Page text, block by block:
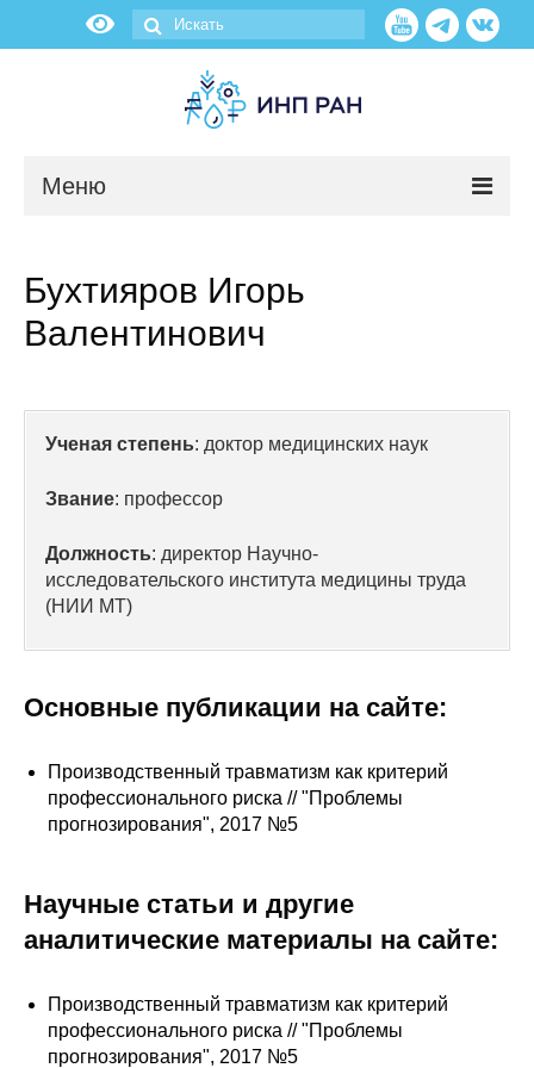
Меню
О нас
Отчетность
Противодействие коррупции
Материалы для СМИ
Публикации
Научная жизнь
Проблемы прогнозирования
Номера журналов
Бухтияров Игорь
Валентинович
Ученая степень: доктор медицинских наук
Звание: профессор
Должность: директор Научно-
исследовательского института медицины труда
(НИИ МТ)
Основные публикации на сайте:
Производственный травматизм как критерий
профессионального риска // "Проблемы
прогнозирования", 2017 №5
Научные статьи и другие
аналитические материалы на сайте:
Производственный травматизм как критерий
профессионального риска // "Проблемы
прогнозирования", 2017 №5